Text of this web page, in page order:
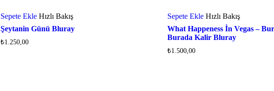
Sepete Ekle Hızlı Bakış
Şeytanin Günü Bluray
₺1.250,00
Sepete Ekle Hızlı Bakış
What Happeness İn Vegas –
Burada Kalir Bluray
₺1.500,00